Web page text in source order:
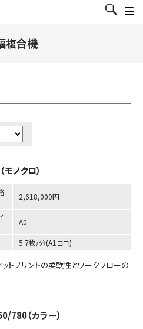
複合機
ノクロ）
2,618,000円
A0
5.7枚/分(A1ヨコ)
ットプリントの柔軟性とワークフローの
780（カラー）